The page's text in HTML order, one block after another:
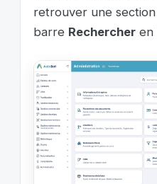
retrouver une
barre Rechercher en